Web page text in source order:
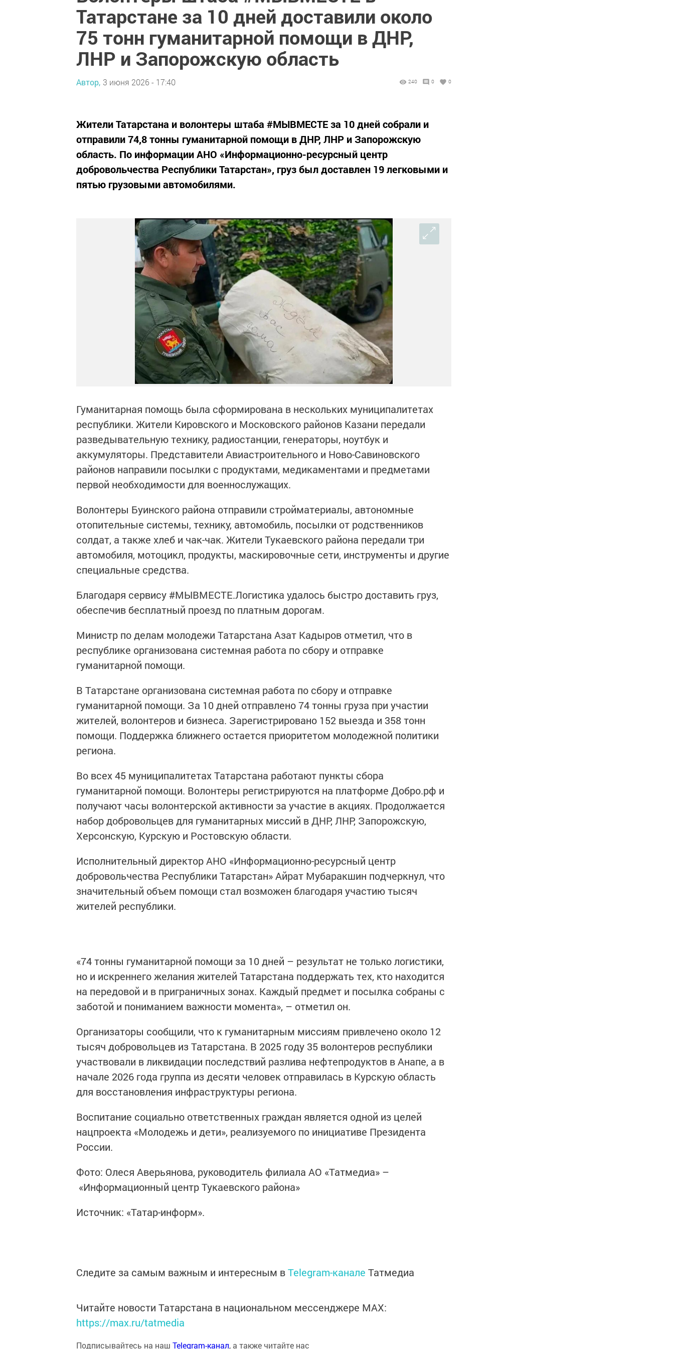
Татарстане за 10 дней доставили около
75 тонн гуманитарной помощи в ДНР,
ЛНР и Запорожскую область
Автор, 3 июня 2026 - 17:40 240 0 0
Жители Татарстана и волонтеры штаба #МЫВМЕСТЕ за 10 дней собрали и
отправили 74,8 тонны гуманитарной помощи в ДНР, ЛНР и Запорожскую
область. По информации АНО «Информационно-ресурсный центр
добровольчества Республики Татарстан», груз был доставлен 19 легковыми и
пятью грузовыми автомобилями.
Гуманитарная помощь была сформирована в нескольких муниципалитетах
республики. Жители Кировского и Московского районов Казани передали
разведывательную технику, радиостанции, генераторы, ноутбук и
аккумуляторы. Представители Авиастроительного и Ново-Савиновского
районов направили посылки с продуктами, медикаментами и предметами
первой необходимости для военнослужащих.
Волонтеры Буинского района отправили стройматериалы, автономные
отопительные системы, технику, автомобиль, посылки от родственников
солдат, а также хлеб и чак-чак. Жители Тукаевского района передали три
автомобиля, мотоцикл, продукты, маскировочные сети, инструменты и другие
специальные средства.
Благодаря сервису #МЫВМЕСТЕ.Логистика удалось быстро доставить груз,
обеспечив бесплатный проезд по платным дорогам.
Министр по делам молодежи Татарстана Азат Кадыров отметил, что в
республике организована системная работа по сбору и отправке
гуманитарной помощи.
В Татарстане организована системная работа по сбору и отправке
гуманитарной помощи. За 10 дней отправлено 74 тонны груза при участии
жителей, волонтеров и бизнеса. Зарегистрировано 152 выезда и 358 тонн
помощи. Поддержка ближнего остается приоритетом молодежной политики
региона.
Во всех 45 муниципалитетах Татарстана работают пункты сбора
гуманитарной помощи. Волонтеры регистрируются на платформе Добро.рф и
получают часы волонтерской активности за участие в акциях. Продолжается
набор добровольцев для гуманитарных миссий в ДНР, ЛНР, Запорожскую,
Херсонскую, Курскую и Ростовскую области.
Исполнительный директор АНО «Информационно-ресурсный центр
добровольчества Республики Татарстан» Айрат Мубаракшин подчеркнул, что
значительный объем помощи стал возможен благодаря участию тысяч
жителей республики.
«74 тонны гуманитарной помощи за 10 дней – результат не только логистики,
но и искреннего желания жителей Татарстана поддержать тех, кто находится
на передовой и в приграничных зонах. Каждый предмет и посылка собраны с
заботой и пониманием важности момента», – отметил он.
Организаторы сообщили, что к гуманитарным миссиям привлечено около 12
тысяч добровольцев из Татарстана. В 2025 году 35 волонтеров республики
участвовали в ликвидации последствий разлива нефтепродуктов в Анапе, а в
начале 2026 года группа из десяти человек отправилась в Курскую область
для восстановления инфраструктуры региона.
Воспитание социально ответственных граждан является одной из целей
нацпроекта «Молодежь и дети», реализуемого по инициативе Президента
России.
Фото: Олеся Аверьянова, руководитель филиала АО «Татмедиа» –
«Информационный центр Тукаевского района»
Источник: «Татар-информ».
Следите за самым важным и интересным вTelegram-канале Татмедиа
Читайте новости Татарстана в национальном мессенджере MАХ:
https://max.ru/tatmedia
Подписывайтесь на наш Telegram-канал, а также читайте нас